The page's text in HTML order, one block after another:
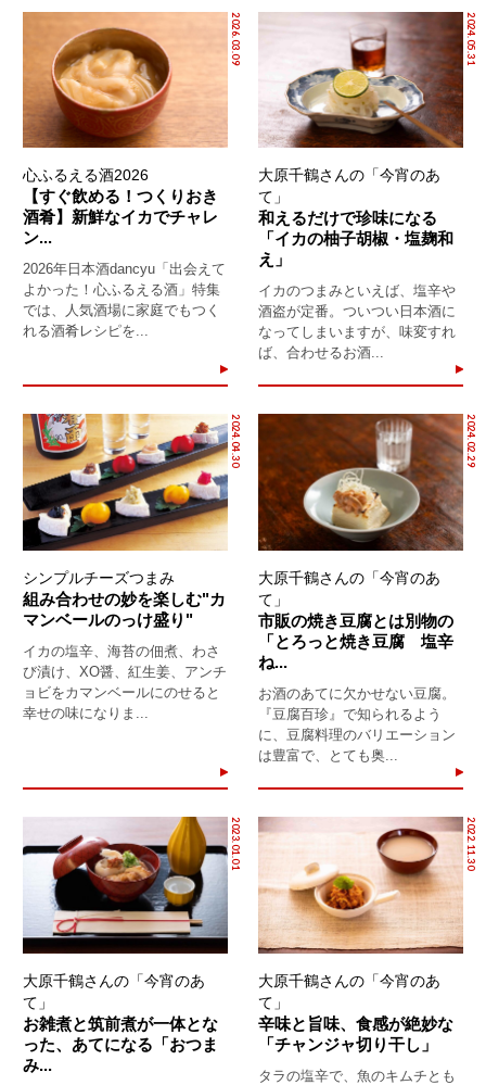
2026.03.09
心ふるえる酒2026
【すぐ飲める！つくりおき
酒肴】新鮮なイカでチャレ
ン...
2026年日本酒dancyu「出会えて
よかった！心ふるえる酒」特集
では、人気酒場に家庭でもつく
れる酒肴レシピを...
2024.05.31
大原千鶴さんの「今宵のあ
て」
和えるだけで珍味になる
「イカの柚子胡椒・塩麹和
え」
イカのつまみといえば、塩辛や
酒盗が定番。ついつい日本酒に
なってしまいますが、味変すれ
ば、合わせるお酒...
2024.04.30
シンプルチーズつまみ
組み合わせの妙を楽しむ"カ
マンベールのっけ盛り"
イカの塩辛、海苔の佃煮、わさ
び漬け、XO醤、紅生姜、アンチ
ョビをカマンベールにのせると
幸せの味になりま...
2024.02.29
大原千鶴さんの「今宵のあ
て」
市販の焼き豆腐とは別物の
「とろっと焼き豆腐 塩辛
ね...
お酒のあてに欠かせない豆腐。
『豆腐百珍』で知られるよう
に、豆腐料理のバリエーション
は豊富で、とても奥...
2023.01.01
大原千鶴さんの「今宵のあ
て」
お雑煮と筑前煮が一体とな
った、あてになる「おつま
み...
2022.11.30
大原千鶴さんの「今宵のあ
て」
辛味と旨味、食感が絶妙な
「チャンジャ切り干し」
タラの塩辛で、魚のキムチとも